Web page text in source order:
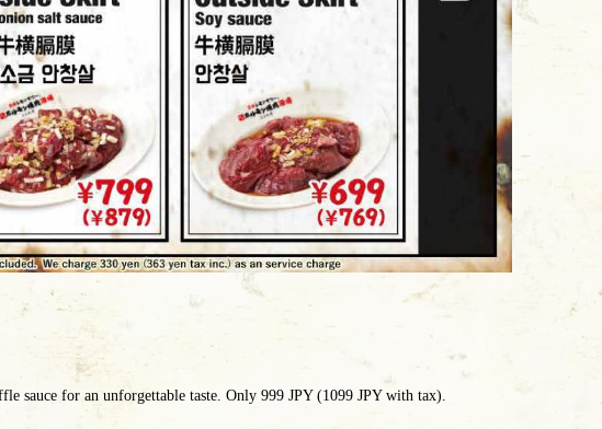
sauce for an unforgettable taste. Only 999 JPY (1099 JPY with tax).